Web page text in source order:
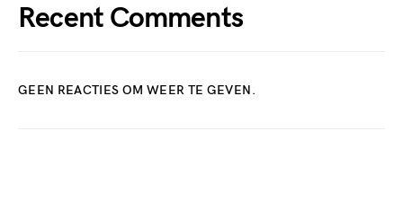
Recent Comments
GEEN REACTIES OM WEER TE GEVEN.